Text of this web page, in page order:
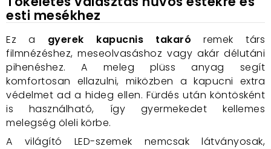
esti mesékhez
Ez a gyerek kapucnis takaró remek társ
filmnézéshez, meseolvasáshoz vagy akár délutáni
pihenéshez. A meleg plüss anyag segít
komfortosan ellazulni, miközben a kapucni extra
védelmet ad a hideg ellen. Fürdés után köntösként
is használható, így gyermekedet kellemes
melegség öleli körbe.
A világító LED-szemek nemcsak látványosak,